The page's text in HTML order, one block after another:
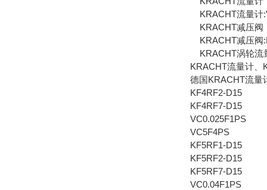
KRACHT流量计
KRACHT减压阀
KRACHT减压阀
KRACHT涡轮流
KRACHT流量计、
德国KRACHT流量
KF4RF2-D15
KF4RF7-D15
VC0.025F1PS
VC5F4PS
KF5RF1-D15
KF5RF2-D15
KF5RF7-D15
VC0.04F1PS